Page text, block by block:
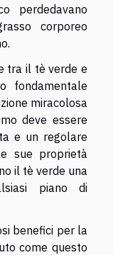
perdedavano
corporeo
tra il tè verde e
fondamentale
miracolosa
deve essere
e un regolare
sue proprietà
il tè verde una
piano di
benefici per la
come questo